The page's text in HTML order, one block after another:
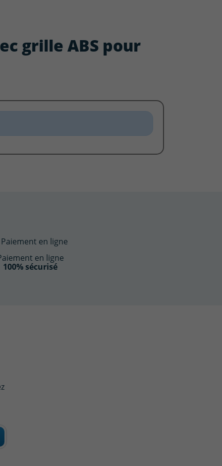
grille ABS pour
en ligne
100% sécurisé